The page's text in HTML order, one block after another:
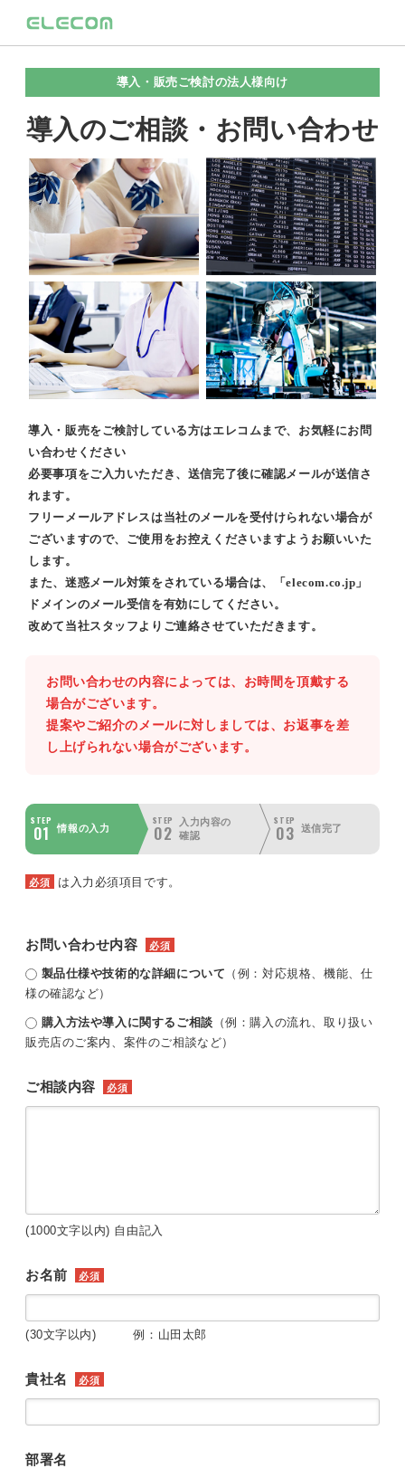
導入・販売ご検討の法人様向け
導入のご相談・お問い合わせ
導入・販売をご検討している方はエレコムまで、お気軽にお問
い合わせください
必要事項をご入力いただき、送信完了後に確認メールが送信さ
れます。
フリーメールアドレスは当社のメールを受付けられない場合が
ございますので、ご使用をお控えくださいますようお願いいた
します。
また、迷惑メール対策をされている場合は、「elecom.co.jp」
ドメインのメール受信を有効にしてください。
改めて当社スタッフよりご連絡させていただきます。
お問い合わせの内容によっては、お時間を頂戴する
場合がございます。
提案やご紹介のメールに対しましては、お返事を差
し上げられない場合がございます。
STEP
01 情報の入力
STEP
02
入力内容の
確認
STEP
03 送信完了
必須 は入力必須項目です。
お問い合わせ内容 必須
製品仕様や技術的な詳細について （例：対応規格、機能、仕
様の確認など）
購入方法や導入に関するご相談 （例：購入の流れ、取り扱い
販売店のご案内、案件のご相談など）
ご相談内容 必須
(1000文字以内) 自由記入
お名前 必須
(30文字以内) 例：山田太郎
貴社名 必須
部署名